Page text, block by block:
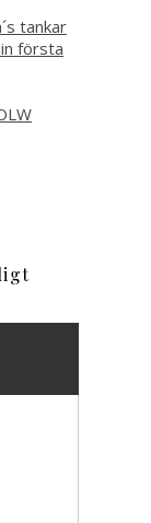
tankar
första